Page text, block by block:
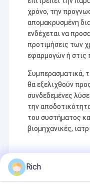
χρόνο, την
απομακρυσμένη
ενδέχεται να
προτιμήσεις των
εφαρμογών ή στις
Συμπερασματικά,
θα εξελιχθούν
συνδεδεμένες
την
του συστήματος
βιομηχανικές,
Recommended
Rich